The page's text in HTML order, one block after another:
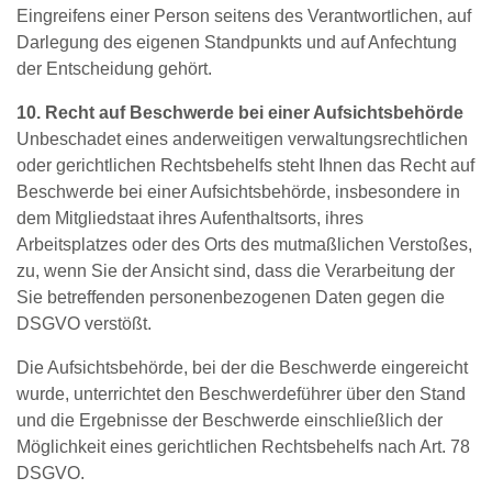
Eingreifens einer Person seitens des Verantwortlichen, auf
Darlegung des eigenen Standpunkts und auf Anfechtung
der Entscheidung gehört.
10. Recht auf Beschwerde bei einer Aufsichtsbehörde
Unbeschadet eines anderweitigen verwaltungsrechtlichen
oder gerichtlichen Rechtsbehelfs steht Ihnen das Recht auf
Beschwerde bei einer Aufsichtsbehörde, insbesondere in
dem Mitgliedstaat ihres Aufenthaltsorts, ihres
Arbeitsplatzes oder des Orts des mutmaßlichen Verstoßes,
zu, wenn Sie der Ansicht sind, dass die Verarbeitung der
Sie betreffenden personenbezogenen Daten gegen die
DSGVO verstößt.
Die Aufsichtsbehörde, bei der die Beschwerde eingereicht
wurde, unterrichtet den Beschwerdeführer über den Stand
und die Ergebnisse der Beschwerde einschließlich der
Möglichkeit eines gerichtlichen Rechtsbehelfs nach Art. 78
DSGVO.